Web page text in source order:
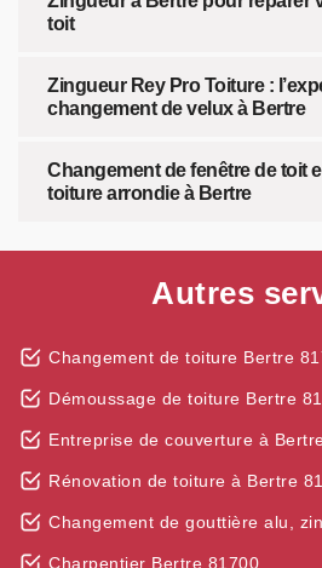
toit
Zingueur Rey Pro Toiture :
changement de velux à Bertre
Changement de fenêtre de toit
toiture arrondie à Bertre
Autres
Changement de toiture Bertre
Démoussage de toiture Bertre
Entreprise de couverture à
Rénovation de toiture à Bertre
Changement de gouttière alu,
Charpentier Bertre 81700